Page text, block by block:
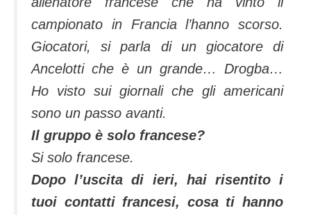
campionato in Francia l’hanno scorso.
Giocatori, si parla di un giocatore di
Ancelotti che è un grande… Drogba…
Ho visto sui giornali che gli americani
sono un passo avanti.
Il gruppo è solo francese?
Si solo francese.
Dopo l’uscita di ieri, hai risentito i
tuoi contatti francesi, cosa ti hanno